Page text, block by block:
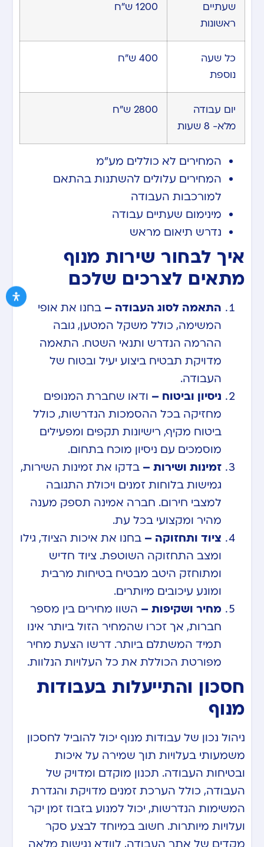
שעתיים
ראשונות
1200 ש”ח
כל שעה
נוספת
400 ש”ח
יום עבודה
מלא- 8 שעות
2800 ש”ח
המחירים לא כוללים מע”מ
המחירים עלולים להשתנות בהתאם
למורכבות העבודה
מינימום שעתיים עבודה
נדרש תיאום מראש
איך לבחור שירות מנוף
מתאים לצרכים שלכם
התאמה לסוג העבודה – בחנו את אופי
המשימה, כולל משקל המטען, גובה
ההרמה הנדרש ותנאי השטח. התאמה
מדויקת תבטיח ביצוע יעיל ובטוח של
העבודה.
ניסיון וביטוח – ודאו שחברת המנופים
מחזיקה בכל ההסמכות הנדרשות, כולל
ביטוח מקיף, רישיונות תקפים ומפעילים
מוסמכים עם ניסיון מוכח בתחום.
זמינות ושירות – בדקו את זמינות השירות,
גמישות בלוחות זמנים ויכולת התגובה
למצבי חירום. חברה אמינה תספק מענה
מהיר ומקצועי בכל עת.
ציוד ותחזוקה – בחנו את איכות הציוד, גילו
ומצב התחזוקה השוטפת. ציוד חדיש
ומתוחזק היטב מבטיח בטיחות מרבית
ומונע עיכובים מיותרים.
מחיר ושקיפות – השוו מחירים בין מספר
חברות, אך זכרו שהמחיר הזול ביותר אינו
תמיד המשתלם ביותר. דרשו הצעת מחיר
מפורטת הכוללת את כל העלויות הנלוות.
חסכון והתייעלות בעבודות
מנוף
ניהול נכון של עבודות מנוף יכול להוביל לחסכון
משמעותי בעלויות תוך שמירה על איכות
ובטיחות העבודה. תכנון מוקדם ומדויק של
העבודה, כולל הערכת זמנים מדויקת והגדרת
המשימות הנדרשות, יכול למנוע בזבוז זמן יקר
ועלויות מיותרות. חשוב במיוחד לבצע סקר